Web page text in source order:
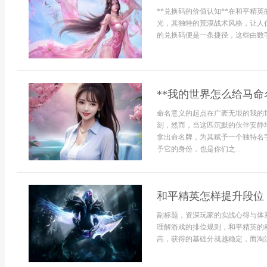
**兑换码的价值认知**在和平精英
光，其独特的荒漠战术风格，让
的兑换码便是一条捷径，这些由
**我的世界怎么给马
命名意义的起点在广袤无垠的我
刻，然而，当这匹沉默的伙伴安
拿出命名牌，为其赋予一个独特
予它的身份，也是你们之...
和平精英怎样提升段
副标题，资深玩家的实战心得与
理解游戏的排位规则，和平精英
高，获得的基础分就越稳定，而